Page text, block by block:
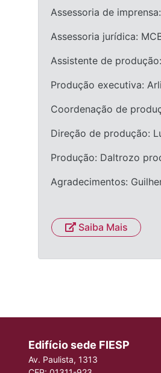
Assessoria de
Assessoria jurídica:
Assistente de
Produção executiva:
Coordenação de
Direção de produção:
Produção: Daltrozo
Agradecimentos:
Saiba Mais
Edifício sede FIESP
Av. Paulista, 1313